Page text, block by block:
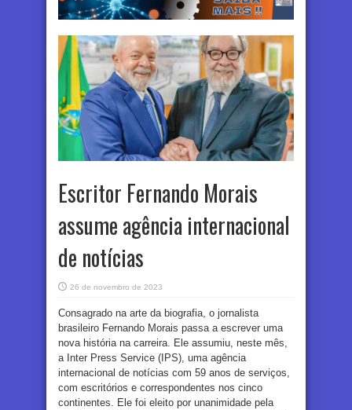
Escritor Fernando Morais
assume agência internacional
de notícias
26 de novembro de 2023
Consagrado na arte da biografia, o jornalista
brasileiro Fernando Morais passa a escrever uma
nova história na carreira. Ele assumiu, neste mês,
a Inter Press Service (IPS), uma agência
internacional de notícias com 59 anos de serviços,
com escritórios e correspondentes nos cinco
continentes. Ele foi eleito por unanimidade pela